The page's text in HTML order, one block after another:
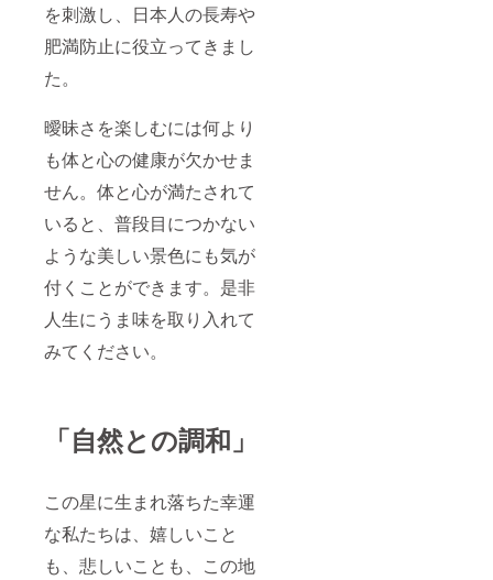
を刺激し、日本人の長寿や
肥満防止に役立ってきまし
た。
曖昧さを楽しむには何より
も体と心の健康が欠かせま
せん。体と心が満たされて
いると、普段目につかない
ような美しい景色にも気が
付くことができます。是非
人生にうま味を取り入れて
みてください。
「自然との調和」
この星に生まれ落ちた幸運
な私たちは、嬉しいこと
も、悲しいことも、この地